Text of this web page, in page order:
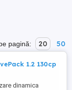
pagină: 20 50
1.2 130cp
dinamica